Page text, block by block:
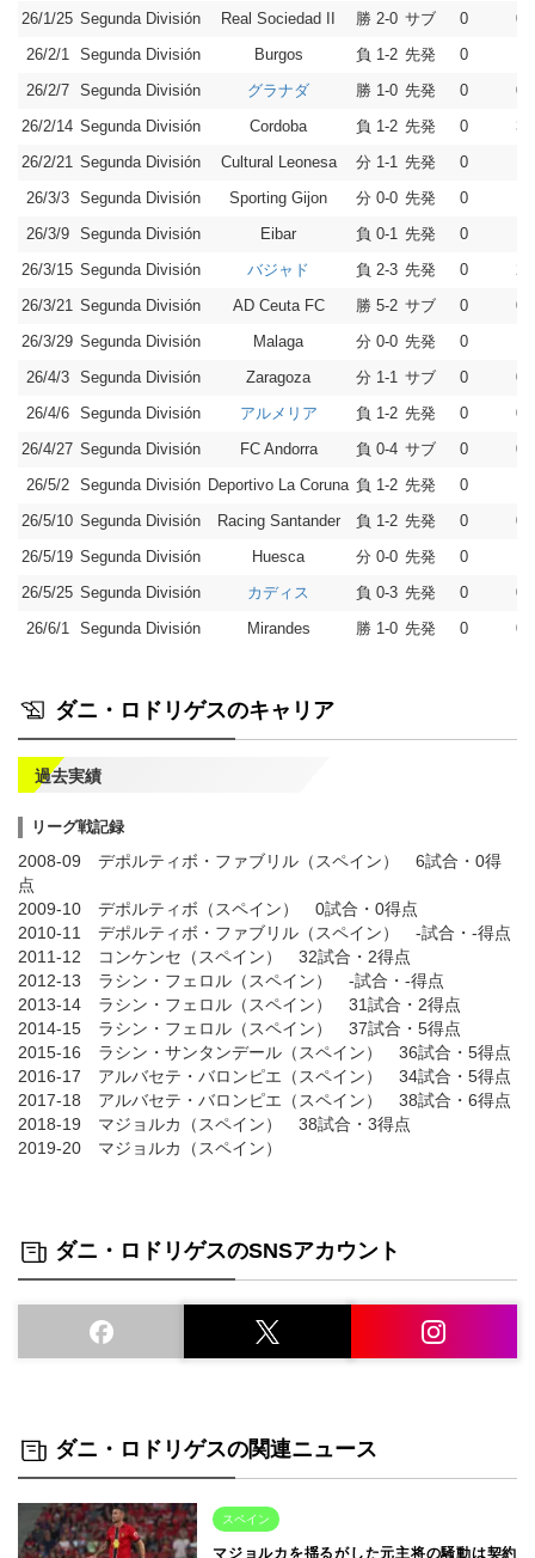
26/1/25 Segunda División Real Sociedad II 勝 2-0 サブ 0
0
26/2/1
Segunda División Burgos 負 1-2 先発 0
26/2/7
Segunda División グラナダ 勝 1-0 先発 0
0
26/2/14 Segunda División Cordoba 負 1-2 先発 0
3
26/2/21 Segunda División Cultural Leonesa 分 1-1 先発 0
26/3/3
Segunda División Sporting Gijon 分 0-0 先発 0
26/3/9
Segunda División Eibar 負 0-1 先発 0
26/3/15 Segunda División バジャド 負 2-3 先発 0
26/3/21 Segunda División AD Ceuta FC 勝 5-2 サブ 0
0
26/3/29 Segunda División Malaga 分 0-0 先発 0
26/4/3
Segunda División Zaragoza 分 1-1 サブ 0
0
26/4/6
Segunda División アルメリア 負 1-2 先発 0
0
26/4/27 Segunda División FC Andorra 負 0-4 サブ 0
0
26/5/2
Segunda División Deportivo La Coruna 負 1-2 先発 0
26/5/10 Segunda División Racing Santander 負 1-2 先発 0
0
26/5/19 Segunda División Huesca 分 0-0 先発 0
26/5/25 Segunda División カディス 負 0-3 先発 0
0
26/6/1
Segunda División Mirandes 勝 1-0 先発 0 0
ダニ・ロドリゲスのキャリア
過去実績
リーグ戦記録
2008-09 デポルティボ・ファブリル（スペイン） 6試合・0得
点
2009-10 デポルティボ（スペイン） 0試合・0得点
2010-11 デポルティボ・ファブリル（スペイン） -試合・-得点
2011-12 コンケンセ（スペイン） 32試合・2得点
2012-13 ラシン・フェロル（スペイン） -試合・-得点
2013-14 ラシン・フェロル（スペイン） 31試合・2得点
2014-15 ラシン・フェロル（スペイン） 37試合・5得点
2015-16 ラシン・サンタンデール（スペイン） 36試合・5得点
2016-17 アルバセテ・バロンピエ（スペイン） 34試合・5得点
2017-18 アルバセテ・バロンピエ（スペイン） 38試合・6得点
2018-19 マジョルカ（スペイン） 38試合・3得点
2019-20 マジョルカ（スペイン）
ダニ・ロドリゲスのSNSアカウント
ダニ・ロドリゲスの関連ニュース
スペイン
マジョルカを揺るがした元主将の騒動は契約